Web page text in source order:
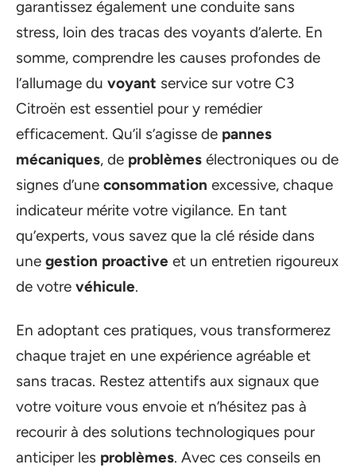
garantissez également une conduite sans
stress, loin des tracas des voyants d’alerte. En
somme, comprendre les causes profondes de
l’allumage du voyant service sur votre C3
Citroën est essentiel pour y remédier
efficacement. Qu’il s’agisse de pannes
mécaniques, de problèmes électroniques ou de
signes d’une consommation excessive, chaque
indicateur mérite votre vigilance. En tant
qu’experts, vous savez que la clé réside dans
une gestion proactive et un entretien rigoureux
de votre véhicule.
En adoptant ces pratiques, vous transformerez
chaque trajet en une expérience agréable et
sans tracas. Restez attentifs aux signaux que
votre voiture vous envoie et n’hésitez pas à
recourir à des solutions technologiques pour
anticiper les problèmes. Avec ces conseils en